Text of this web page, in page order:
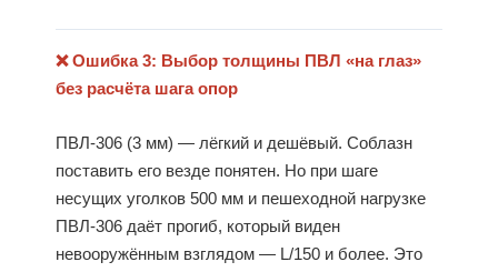
❌ Ошибка 3: Выбор толщины ПВЛ «на глаз»
без расчёта шага опор
ПВЛ-306 (3 мм) — лёгкий и дешёвый. Соблазн
поставить его везде понятен. Но при шаге
несущих уголков 500 мм и пешеходной нагрузке
ПВЛ-306 даёт прогиб, который виден
невооружённым взглядом — L/150 и более. Это